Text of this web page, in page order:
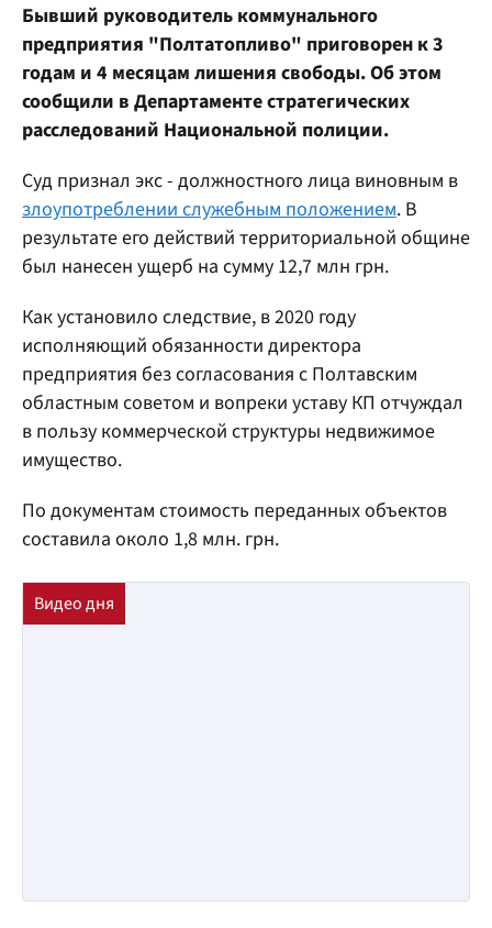
Бывший руководитель коммунального
предприятия "Полтатопливо" приговорен к 3
годам и 4 месяцам лишения свободы. Об этом
сообщили в Департаменте стратегических
расследований Национальной полиции.
Суд признал экс - должностного лица виновным в
злоупотреблении служебным положением. В
результате его действий территориальной общине
был нанесен ущерб на сумму 12,7 млн грн.
Как установило следствие, в 2020 году
исполняющий обязанности директора
предприятия без согласования с Полтавским
областным советом и вопреки уставу КП отчуждал
в пользу коммерческой структуры недвижимое
имущество.
По документам стоимость переданных объектов
составила около 1,8 млн. грн.